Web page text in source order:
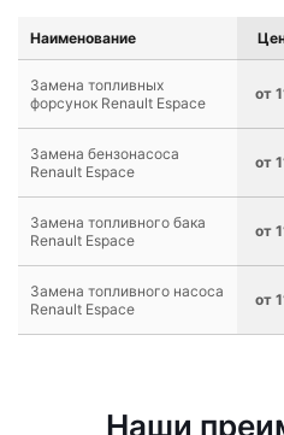
Наименование
Замена топливных
форсунок Renault Espace
от
Замена бензонасоса
Renault Espace
от
Замена топливного бака
Renault Espace
от
Замена топливного насоса
Renault Espace
от
Наши